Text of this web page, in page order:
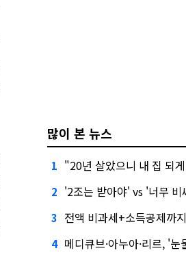
많이 본 뉴스
1 "20년 살았으니 내 집 되
2 '2조는 받아야' vs '너무 비싸다'…
3 전액 비과세+소득공제까
4 메디큐브·아누아·리르, '눈물